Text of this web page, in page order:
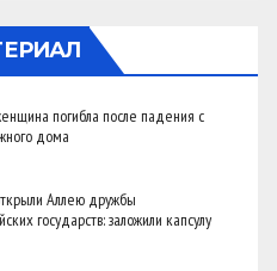
погибла после падения с
дома
Аллею дружбы
государств: заложили капсулу